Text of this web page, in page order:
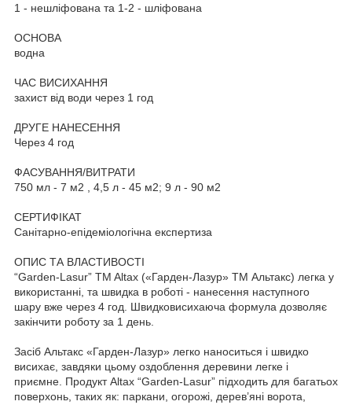
1 - нешліфована та 1-2 - шліфована
ОСНОВА
водна
ЧАС ВИСИХАННЯ
захист від води через 1 год
ДРУГЕ НАНЕСЕННЯ
Через 4 год
ФАСУВАННЯ/ВИТРАТИ
750 мл - 7 м2 , 4,5 л - 45 м2; 9 л - 90 м2
СЕРТИФІКАТ
Санітарно-епідеміологічна експертиза
ОПИС ТА ВЛАСТИВОСТІ
“Garden-Lasur” TM Altax («Гарден-Лазур» TM Альтакс) легка у
використанні, та швидка в роботі - нанесення наступного
шару вже через 4 год. Швидковисихаюча формула дозволяє
закінчити роботу за 1 день.
Засіб Альтакс «Гарден-Лазур» легко наноситься і швидко
висихає, завдяки цьому оздоблення деревини легке і
приємне. Продукт Altax “Garden-Lasur” підходить для багатьох
поверхонь, таких як: паркани, огорожі, дерев’яні ворота,